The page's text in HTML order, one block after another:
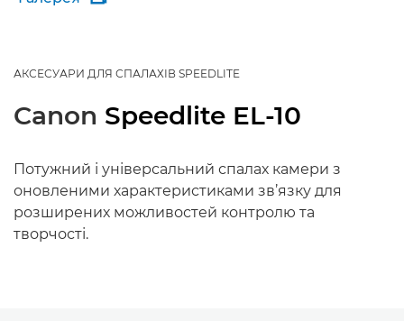
АКСЕСУАРИ ДЛЯ СПАЛАХІВ SPEEDLITE
Canon Speedlite EL-10
Потужний і універсальний спалах камери з
оновленими характеристиками зв’язку для
розширених можливостей контролю та
творчості.